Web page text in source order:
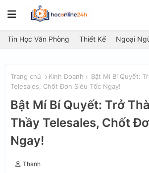
Tin Học Văn Phòng Thiết Kế Ngoại
Trang chủ Kinh Doanh
Bật Mí Bí Quyết:
Telesales, Chốt Đơn Siêu Tốc Ngay!
Bật Mí Bí Quyết: Trở
Thầy Telesales, Chốt
Ngay!
Thanh